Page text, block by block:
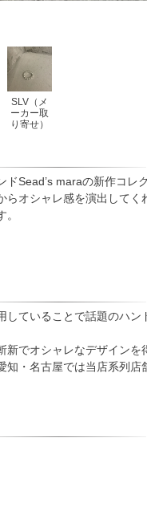
SLV（メ
ーカー取
り寄せ）
Sead’s maraの新作コレク
オシャレ感を演出してく
していることで話題のハン
でオシャレなデザインを
・名古屋では当店系列店